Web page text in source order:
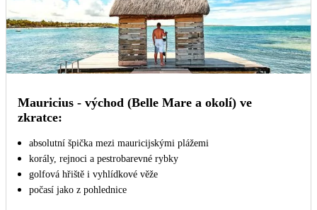
Mauricius - východ (Belle Mare a okolí) ve
zkratce:
absolutní špička mezi mauricijskými plážemi
korály, rejnoci a pestrobarevné rybky
golfová hřiště i vyhlídkové věže
počasí jako z pohlednice